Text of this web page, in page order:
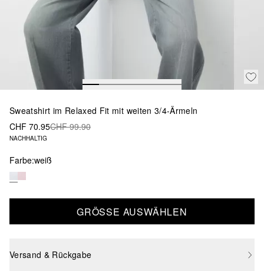
Sweatshirt im Relaxed Fit mit weiten 3/4-Ärmeln
CHF 70.95CHF 99.90
NACHHALTIG
Farbe:weiß
GRÖSSE AUSWÄHLEN
Versand & Rückgabe